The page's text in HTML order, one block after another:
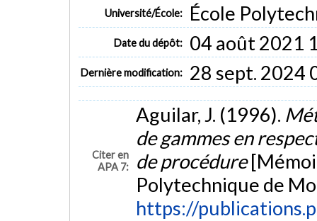
Université/École: École
Date du dépôt: 04 août 2021
Dernière modification: 28 sept. 2024
Citer en
APA 7:
Aguilar, J. (1996).
de gammes en
de procédure
Polytechnique de
https://